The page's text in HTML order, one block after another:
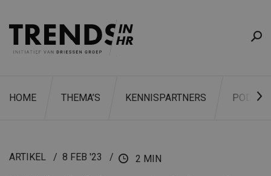
HOME THEMA’S KENNISPARTNERS
ARTIKEL 8 FEB '23 2 MIN